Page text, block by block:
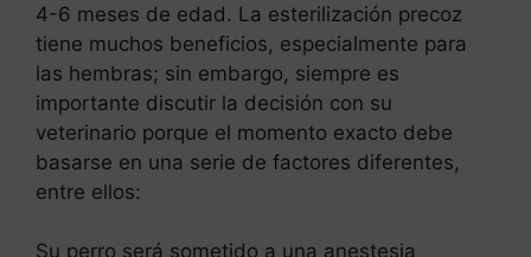
4-6 meses de edad. La esterilización precoz
tiene muchos beneficios, especialmente para
las hembras; sin embargo, siempre es
importante discutir la decisión con su
veterinario porque el momento exacto debe
basarse en una serie de factores diferentes,
entre ellos:
Su perro será sometido a una anestesia